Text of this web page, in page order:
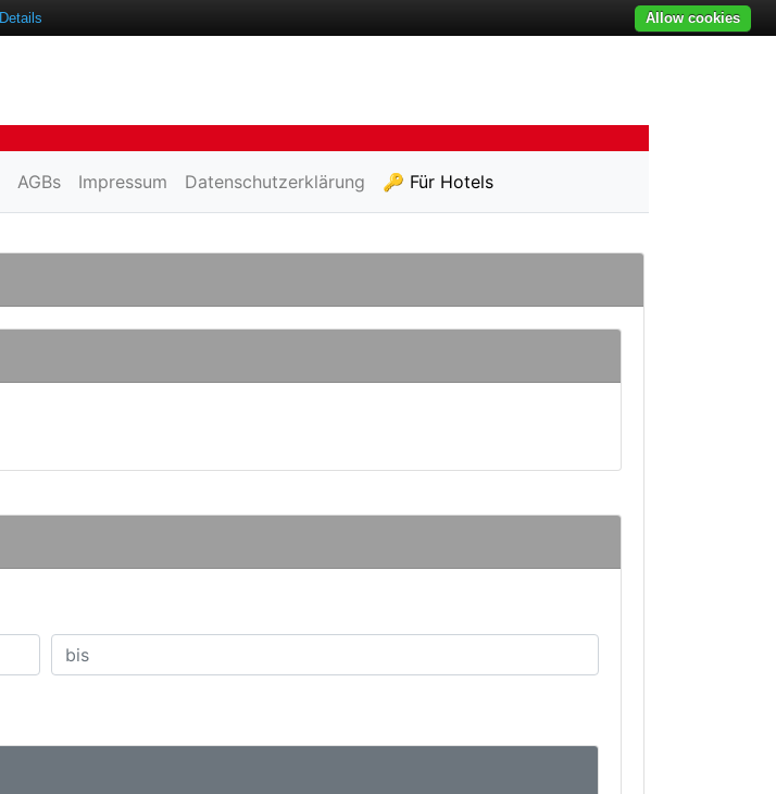
AGBs Impressum Datenschutzerklärung 🔑 Für Hotels
Details Allow cookies